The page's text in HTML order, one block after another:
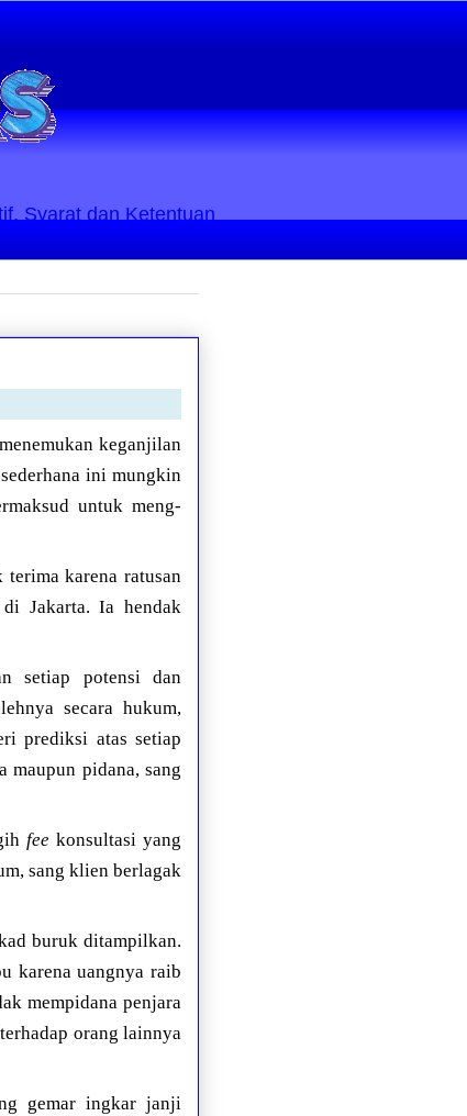
Syarat dan Ketentuan
keganjilan
ini mungkin
untuk meng-
karena ratusan
Jakarta. Ia hendak
setiap potensi dan
secara hukum,
prediksi atas setiap
maupun pidana, sang
fee konsultasi yang
sang klien berlagak
buruk ditampilkan.
karena uangnya raib
mempidana penjara
orang lainnya
gemar ingkar janji